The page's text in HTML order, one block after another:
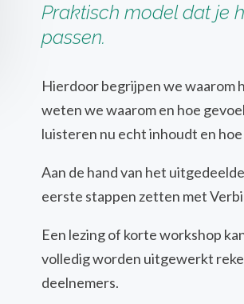
Praktisch model dat je
passen.
Hierdoor begrijpen we waarom
weten we waarom en hoe
luisteren nu echt inhoudt en
Aan de hand van het
eerste stappen zetten met
Een lezing of korte workshop
volledig worden uitgewerkt
deelnemers.